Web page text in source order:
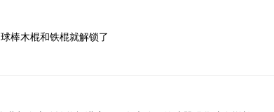
棒木棍和铁棍就解锁了